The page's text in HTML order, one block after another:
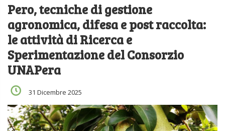
Pero, tecniche di gestione
agronomica, difesa e post raccolta:
le attività di Ricerca e
Sperimentazione del Consorzio
UNAPera
31 Dicembre 2025